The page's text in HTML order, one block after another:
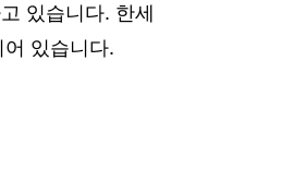
있습니다. 한세
있습니다.